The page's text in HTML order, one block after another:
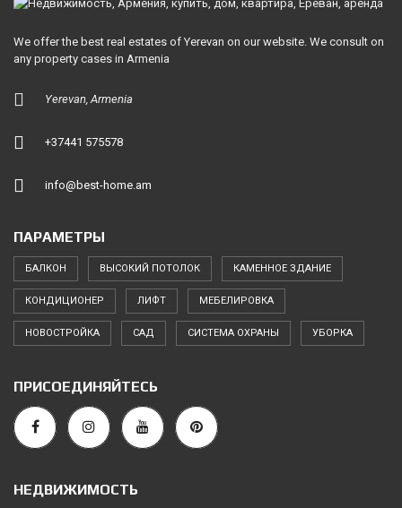
We offer the best real estates of Yerevan on our website. We consult on
any property cases in Armenia
Yerevan, Armenia
+37441 575578
info@best-home.am
ПАРАМЕТРЫ
БАЛКОН ВЫСОКИЙ ПОТОЛОК КАМЕННОЕ ЗДАНИЕ
КОНДИЦИОНЕР ЛИФТ МЕБЕЛИРОВКА
НОВОСТРОЙКА САД СИСТЕМА ОХРАНЫ УБОРКА
ПРИСОЕДИНЯЙТЕСЬ
НЕДВИЖИМОСТЬ